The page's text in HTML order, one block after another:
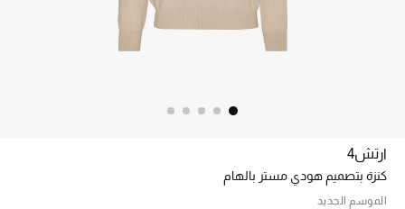
خصم حتى 70%
تسوقوا الآن
ارتش4
كنزة بتصميم هودي مستر بالهام
الموسم الجديد